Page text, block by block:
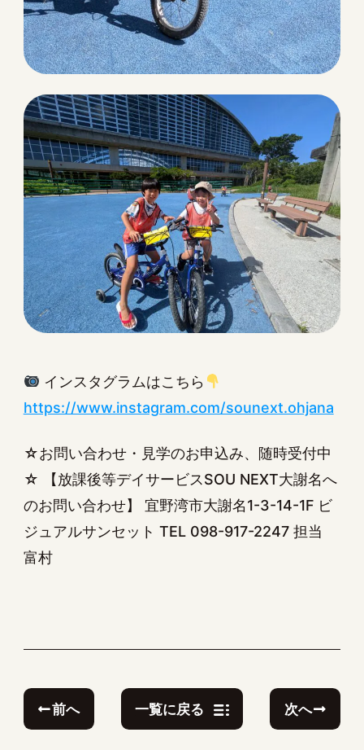
インスタグラムはこちら
https://www.instagram.com/sounext.ohjana
☆お問い合わせ・見学のお申込み、随時受付中
☆ 【放課後等デイサービスSOU NEXT大謝名へ
のお問い合わせ】 宜野湾市大謝名1-3-14-1F ビ
ジュアルサンセット TEL 098-917-2247 担当
富村
前へ 一覧に戻る 次へ